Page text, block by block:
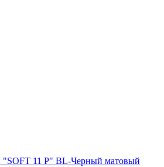
"SOFT 11 P" BL-Черный матовый